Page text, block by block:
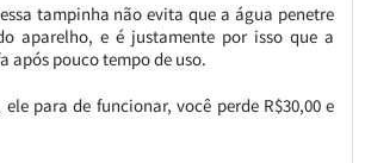
tampinha não evita que a água penetre
aparelho, e é justamente por isso que a
após pouco tempo de uso.
para de funcionar, você perde R$30,00 e